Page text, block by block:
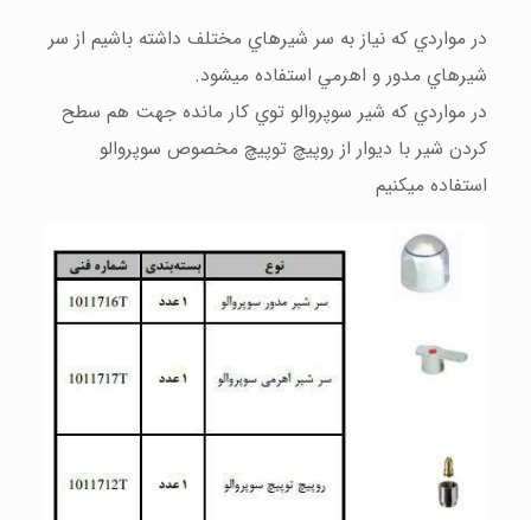
در مواردي كه نياز به سر شيرهاي مختلف داشته باشيم از سر
شيرهاي مدور و اهرمي استفاده ميشود.
در مواردي كه شير سوپروالو توي كار مانده جهت هم سطح
كردن شير با ديوار از روپيچ توپيچ مخصوص سوپروالو
استفاده ميكنيم